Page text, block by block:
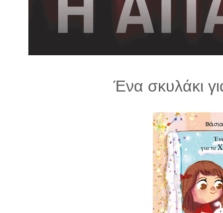
Ένα σκυλάκι